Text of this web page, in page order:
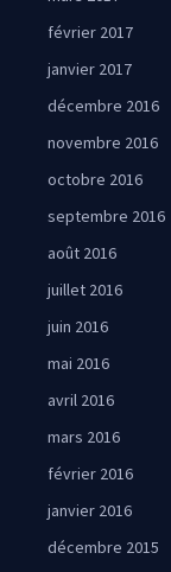
février 2017
janvier 2017
décembre 2016
novembre 2016
octobre 2016
septembre 2016
août 2016
juillet 2016
juin 2016
mai 2016
avril 2016
mars 2016
février 2016
janvier 2016
décembre 2015